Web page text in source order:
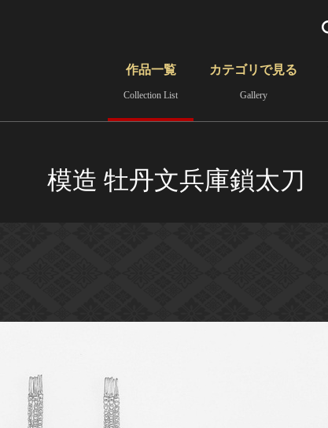
さらに詳細検索
作品一覧
Collection List
カテゴリで見る
Gallery
模造 牡丹文兵庫鎖太刀